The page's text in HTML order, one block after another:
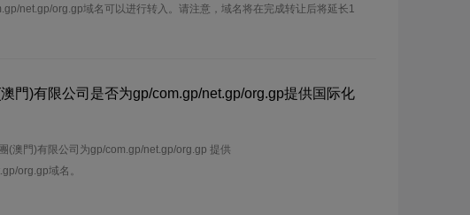
net.gp/org.gp域名可以进行转入。请注意，域名将在完成转让后将延长1
門)有限公司是否为gp/com.gp/net.gp/org.gp提供国际化
(澳門)有限公司为gp/com.gp/net.gp/org.gp 提供
org.gp域名。